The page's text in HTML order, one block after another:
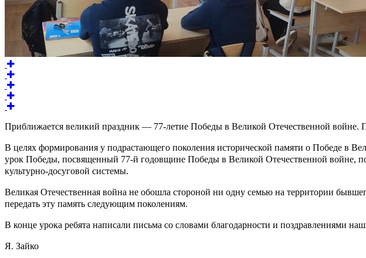
Приближается великий праздник — 77-летие Победы в Великой Отечественной войне.
В целях формирования у подрастающего поколения исторической памяти о Победе в
урок Победы, посвященный 77-й годовщине Победы в Великой Отечественной войне,
культурно-досуговой системы.
Великая Отечественная война не обошла стороной ни одну семью на территории
передать эту память следующим поколениям.
В конце урока ребята написали письма со словами благодарности и поздравлениями
Я. Зайко